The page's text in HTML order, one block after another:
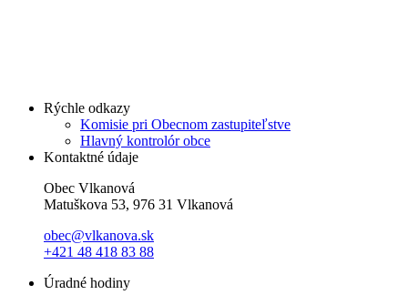
Rýchle odkazy
Komisie pri Obecnom zastupiteľstve
Hlavný kontrolór obce
Kontaktné údaje
Obec Vlkanová
Matuškova 53, 976 31 Vlkanová
obec@vlkanova.sk
+421 48 418 83 88
Úradné hodiny